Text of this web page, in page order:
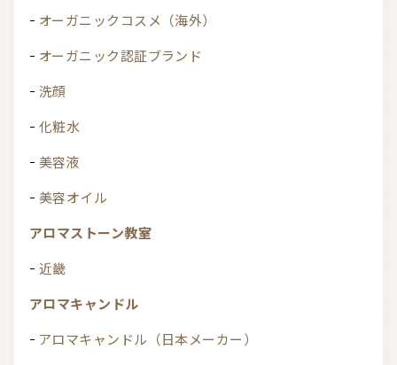
オーガニックコスメ（海外）
オーガニック認証ブランド
洗顔
化粧水
美容液
美容オイル
アロマストーン教室
近畿
アロマキャンドル
アロマキャンドル（日本メーカー）